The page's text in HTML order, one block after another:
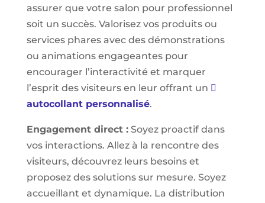
assurer que votre salon pour professionnel
soit un succès. Valorisez vos produits ou
services phares avec des démonstrations
ou animations engageantes pour
encourager l’interactivité et marquer
l’esprit des visiteurs en leur offrant un
autocollant personnalisé.
Engagement direct :Soyez proactif dans
vos interactions. Allez à la rencontre des
visiteurs, découvrez leurs besoins et
proposez des solutions sur mesure. Soyez
accueillant et dynamique. La distribution